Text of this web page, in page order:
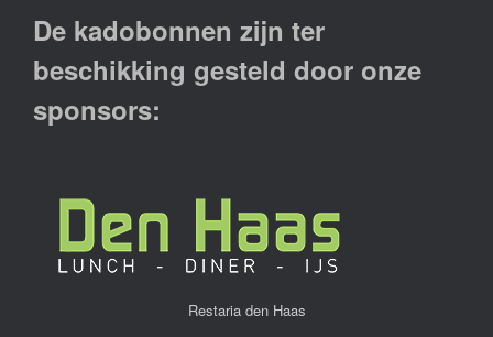
De kadobonnen zijn ter
beschikking gesteld door onze
sponsors:
Restaria den Haas